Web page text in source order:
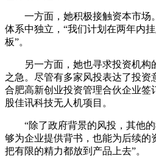
一方面，她积极接触资本市场
体系中独立，“我们计划在两年内
板”。
另一方面，她也寻求投资机构
之急。尽管有多家风投表达了投资
合肥高新创业投资管理合伙企业签
股佳讯科技无人机项目。
“除了政府背景的风投，其他的
够为企业提供背书，也能为后续的
把有限的精力都放到产品上去”。